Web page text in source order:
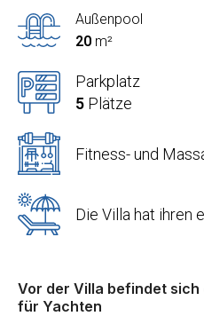
Außenpool
20 m²
Parkplatz
5 Plätze
Fitness- und
Die Villa hat ihren
Vor der Villa befindet
für Yachten